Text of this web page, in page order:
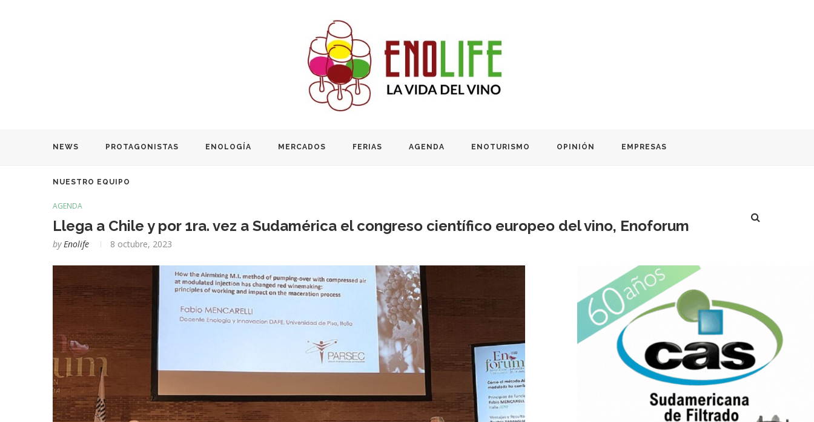
NEWS PROTAGONISTAS ENOLOGÍA MERCADOS FERIAS AGENDA ENOTURISMO OPINIÓN EMPRESAS
NUESTRO EQUIPO
AGENDA
Llega a Chile y por 1ra. vez a Sudamérica el congreso científico europeo del vino, Enoforum
by Enolife 8 octubre, 2023